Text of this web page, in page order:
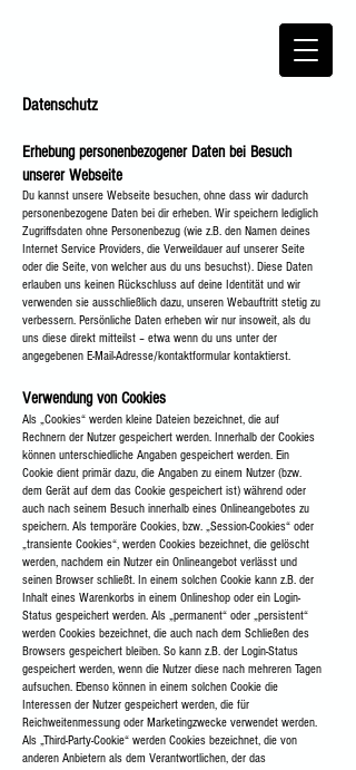
Datenschutz
Erhebung personenbezogener Daten bei Besuch
unserer Webseite
Du kannst unsere Webseite besuchen, ohne dass wir dadurch
personenbezogene Daten bei dir erheben. Wir speichern lediglich
Zugriffsdaten ohne Personenbezug (wie z.B. den Namen deines
Internet Service Providers, die Verweildauer auf unserer Seite
oder die Seite, von welcher aus du uns besuchst). Diese Daten
erlauben uns keinen Rückschluss auf deine Identität und wir
verwenden sie ausschließlich dazu, unseren Webauftritt stetig zu
verbessern. Persönliche Daten erheben wir nur insoweit, als du
uns diese direkt mitteilst – etwa wenn du uns unter der
angegebenen E-Mail-Adresse/kontaktformular kontaktierst.
Verwendung von Cookies
Als „Cookies“ werden kleine Dateien bezeichnet, die auf
Rechnern der Nutzer gespeichert werden. Innerhalb der Cookies
können unterschiedliche Angaben gespeichert werden. Ein
Cookie dient primär dazu, die Angaben zu einem Nutzer (bzw.
dem Gerät auf dem das Cookie gespeichert ist) während oder
auch nach seinem Besuch innerhalb eines Onlineangebotes zu
speichern. Als temporäre Cookies, bzw. „Session-Cookies“ oder
„transiente Cookies“, werden Cookies bezeichnet, die gelöscht
werden, nachdem ein Nutzer ein Onlineangebot verlässt und
seinen Browser schließt. In einem solchen Cookie kann z.B. der
Inhalt eines Warenkorbs in einem Onlineshop oder ein Login-
Status gespeichert werden. Als „permanent“ oder „persistent“
werden Cookies bezeichnet, die auch nach dem Schließen des
Browsers gespeichert bleiben. So kann z.B. der Login-Status
gespeichert werden, wenn die Nutzer diese nach mehreren Tagen
aufsuchen. Ebenso können in einem solchen Cookie die
Interessen der Nutzer gespeichert werden, die für
Reichweitenmessung oder Marketingzwecke verwendet werden.
Als „Third-Party-Cookie“ werden Cookies bezeichnet, die von
anderen Anbietern als dem Verantwortlichen, der das